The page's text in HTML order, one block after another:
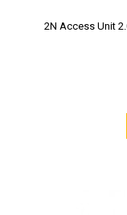
2N Access Unit